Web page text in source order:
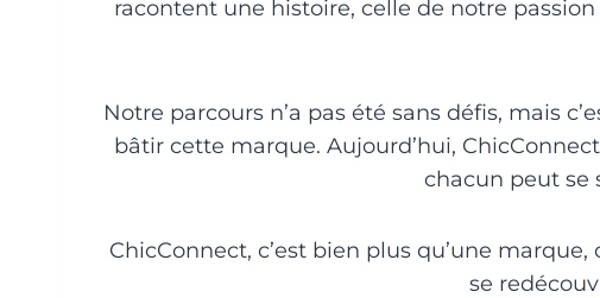
racontent une histoire, celle de notre
Notre parcours n’a pas été sans défis, mais
bâtir cette marque. Aujourd’hui,
chacun peut se
ChicConnect, c’est bien plus qu’une
se